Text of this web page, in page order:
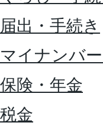
届出・手続き
マイナンバ
保険・年金
税金